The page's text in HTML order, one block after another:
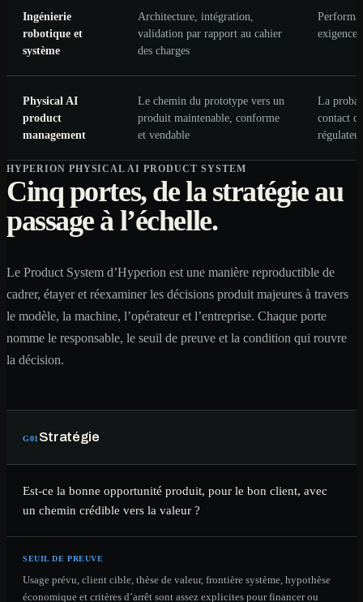
Ingénierie
robotique et
système
Architecture, intégration,
validation par rapport au cahier
des charges
Physical AI
product
management
Le chemin du prototype vers un
produit maintenable, conforme
et vendable
La
contact
HYPERION PHYSICAL AI PRODUCT SYSTEM
Cinq portes, de la stratégie au
passage à l’échelle.
Le Product System d’Hyperion est une manière reproductible de
cadrer, étayer et réexaminer les décisions produit majeures à travers
le modèle, la machine, l’opérateur et l’entreprise. Chaque porte
nomme le responsable, le seuil de preuve et la condition qui rouvre
la décision.
G01 Stratégie
Est-ce la bonne opportunité produit, pour le bon client, avec
un chemin crédible vers la valeur ?
SEUIL DE PREUVE
Usage prévu, client cible, thèse de valeur, frontière système, hypothèse
économique et critères d’arrêt sont assez explicites pour financer ou